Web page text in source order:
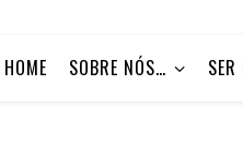
HOME SOBRE NÓS… SER